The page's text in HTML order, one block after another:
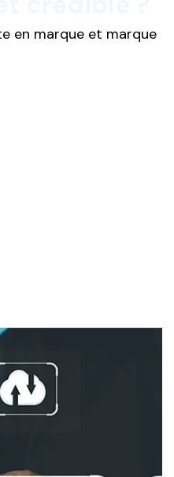
en marque et marque